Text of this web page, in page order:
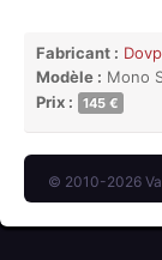
Fabricant :
Modèle : Mono
Prix :
145 €
© 2010-2026